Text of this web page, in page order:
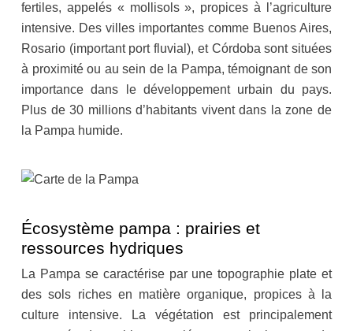
fertiles, appelés « mollisols », propices à l’agriculture
intensive. Des villes importantes comme Buenos Aires,
Rosario (important port fluvial), et Córdoba sont situées
à proximité ou au sein de la Pampa, témoignant de son
importance dans le développement urbain du pays.
Plus de 30 millions d’habitants vivent dans la zone de
la Pampa humide.
Écosystème pampa : prairies et
ressources hydriques
La Pampa se caractérise par une topographie plate et
des sols riches en matière organique, propices à la
culture intensive. La végétation est principalement